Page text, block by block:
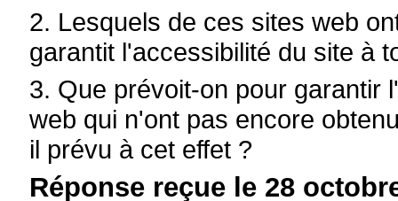
2. Lesquels de ces sites web
garantit l'accessibilité du site à
3. Que prévoit-on pour garantir
web qui n'ont pas encore
il prévu à cet effet ?
Réponse reçue le 28